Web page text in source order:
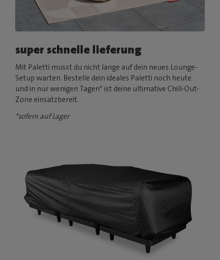
super schnelle lieferung
Mit Paletti musst du nicht lange auf dein neues Lounge-
Setup warten. Bestelle dein ideales Paletti noch heute
und in nur wenigen Tagen* ist deine ultimative Chill-Out-
Zone einsatzbereit.
*sofern auf Lager